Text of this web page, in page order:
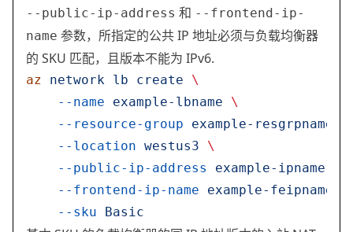
--public-ip-address 和 --frontend-ip-
name 参数，所指定的公共 IP 地址必须与负载均衡器
的 SKU 匹配，且版本不能为 IPv6.
az network lb create \
    --name
example-lbname \
    --resource-group
example-resgrpname
    --location
westus3 \
    --public-ip-address
example-ipname
    --frontend-ip-name
example-feipname
    --sku
Basic